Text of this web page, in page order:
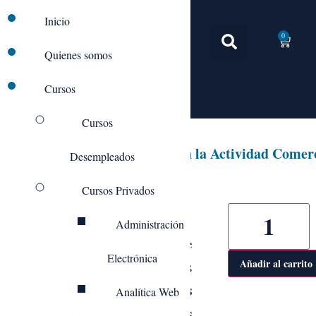
0
COMM052PO_Marketing en la Actividad
El objetivo principal de
este curso Online es
identificar los
Añadir al carrito
Inicio
Quienes somos
Cursos
Cursos
Desempleados
Cursos Privados
Administración
Electrónica
Analítica Web